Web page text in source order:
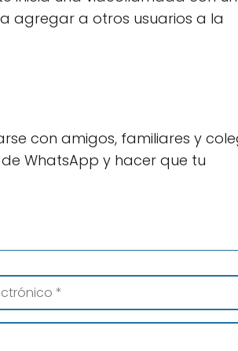
agregar a otros usuarios a la
con amigos, familiares y
WhatsApp y hacer que tu